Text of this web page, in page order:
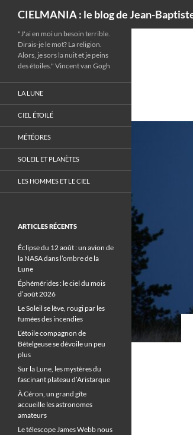
CIELMANIA : le blog de Jean-
"J'ai en moi un besoin terrible.
Dirais-je le mot? La religion.
Alors, je sors la nuit et je peins
des étoiles." Vincent van Gogh
LA LUNE
CIEL ÉTOILÉ
MÉTÉORES
SOLEIL ET PLANÈTES
LES HOMMES ET LE CIEL
ARTICLES RÉCENTS
Éclipse du 12 août : un avion de
la NASA dans l’ombre de la
Lune
Éphémérides : le ciel du mois
d’août 2026
Le Soleil se lève, rougi par les
fumées des incendies
L’étoile compagnon de
Bételgeuse se dévoile un peu
plus
Sur la Lune, les mystères du
fascinant plateau d’Aristarque
À Céron, un grand gîte
accueille les astronomes
amateurs
Le télescope James Webb nous